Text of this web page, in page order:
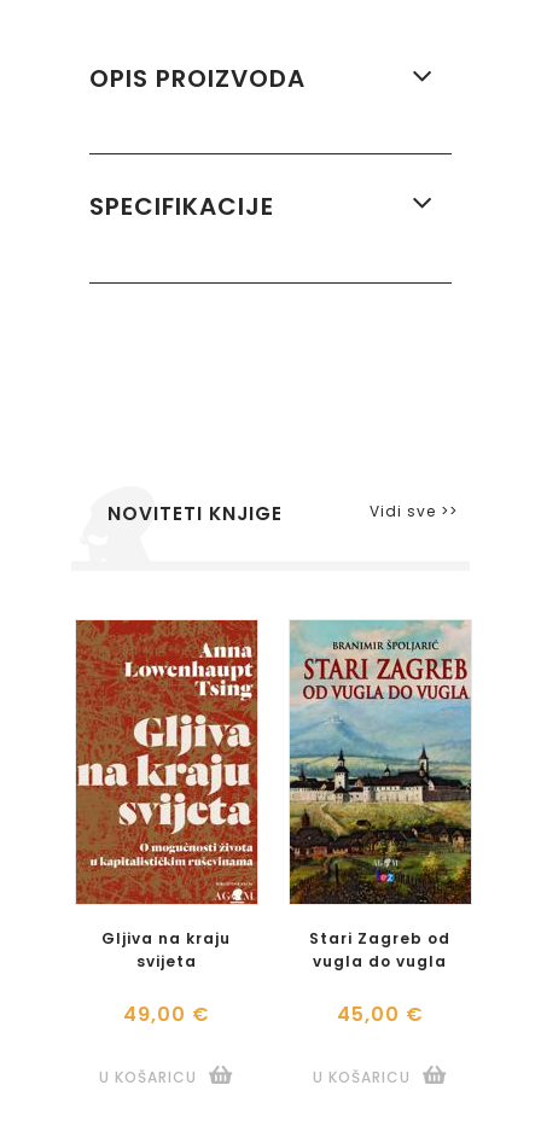
OPIS PROIZVODA
SPECIFIKACIJE
NOVITETI KNJIGE Vidi sve >>
Gljiva na kraju
svijeta
49,00 €
U KOŠARICU
Stari Zagreb od
vugla do vugla
45,00 €
U KOŠARICU